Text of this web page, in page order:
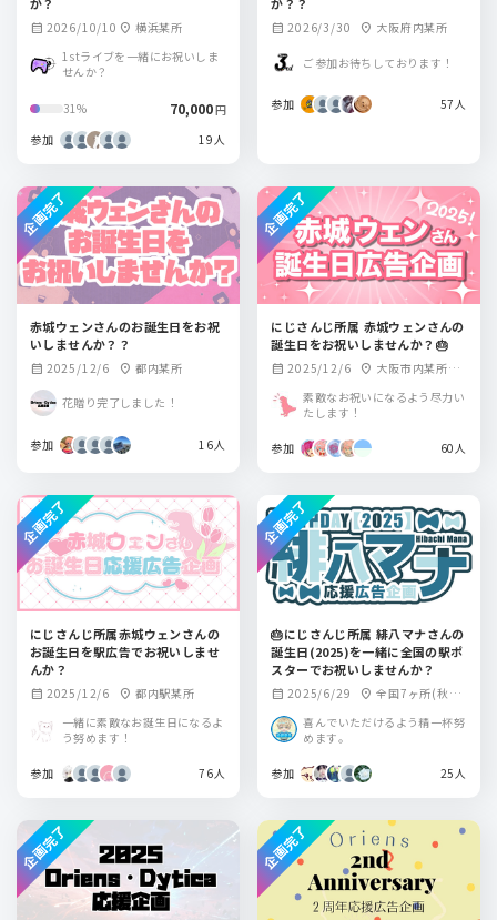
か？
calendar_month 2026/10/10 location_on 横浜某所
1stライブを一緒にお祝いしま
せんか？
31% 70,000円
参加
19人
か？？
calendar_month 2026/3/30 location_on 大阪府内某所
ご参加お待ちしております！
参加 57人
赤城ウェンさんのお誕生日をお祝
いしませんか？？
calendar_month 2025/12/6 location_on 都内某所
花贈り完了しました！
参加 16人
企画完了
にじさんじ所属 赤城ウェンさんの
誕生日をお祝いしませんか？🎂
calendar_month 2025/12/6 location_on 大阪市内某所・
素敵なお祝いになるよう尽力い
たします！
参加 60人
企画完了
にじさんじ所属赤城ウェンさんの
お誕生日を駅広告でお祝いしませ
んか？
calendar_month 2025/12/6 location_on 都内駅某所
一緒に素敵なお誕生日になるよ
う努めます！
参加 76人
企画完了
🎂にじさんじ所属 緋八マナさんの
誕生日(2025)を一緒に全国の駅ポ
スターでお祝いしませんか？
calendar_month 2025/6/29 location_on 全国7ヶ所(秋田
新潟県/京都府/愛媛
喜んでいただけるよう精一杯努
めます。
参加 25人
企画完了
企画完了 企画完了